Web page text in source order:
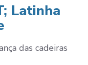
Latinha
das cadeiras